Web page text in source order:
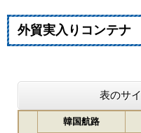
外貿実入りコンテナ
表のサ
韓国航路